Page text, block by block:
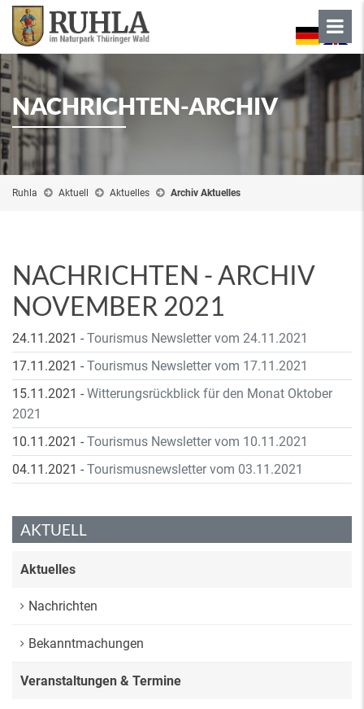
NACHRICHTEN-ARCHIV
Ruhla Aktuell Aktuelles Archiv Aktuelles
NACHRICHTEN - ARCHIV
NOVEMBER 2021
24.11.2021 - Tourismus Newsletter vom 24.11.2021
17.11.2021 - Tourismus Newsletter vom 17.11.2021
15.11.2021 - Witterungsrückblick für den Monat Oktober
2021
10.11.2021 - Tourismus Newsletter vom 10.11.2021
04.11.2021 - Tourismusnewsletter vom 03.11.2021
AKTUELL
Aktuelles
Nachrichten
Bekanntmachungen
Veranstaltungen & Termine